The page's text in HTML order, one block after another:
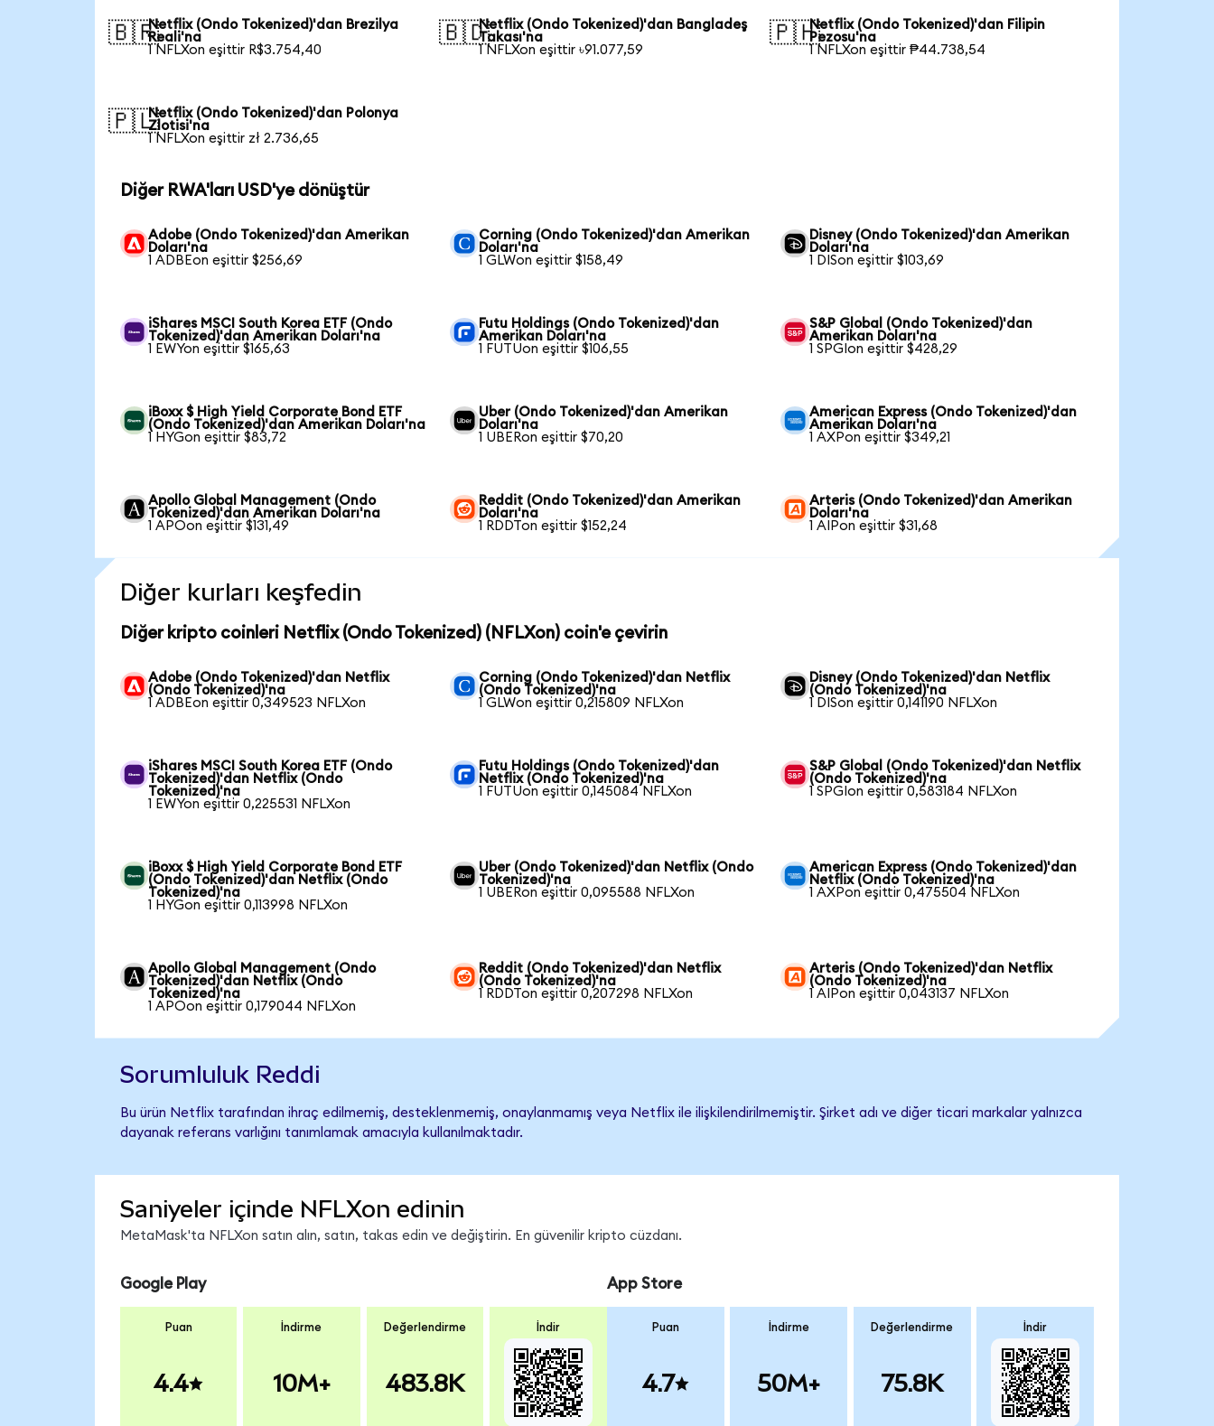
🇧🇷Netflix (Ondo Tokenized)'dan Brezilya
Reali'na
1 NFLXon eşittir R$3.754,40
🇧🇩Netflix (Ondo Tokenized)'dan Bangladeş
Takası'na
1 NFLXon eşittir ৳91.077,59
🇵🇭Netflix (Ondo Tokenized)'dan Filipin
Pezosu'na
1 NFLXon eşittir ₱44.738,54
🇵🇱Netflix (Ondo Tokenized)'dan Polonya
Zlotisi'na
1 NFLXon eşittir zł 2.736,65
Diğer RWA'ları USD'ye dönüştür
Adobe (Ondo Tokenized)'dan Amerikan
Doları'na
1 ADBEon eşittir $256,69
Corning (Ondo Tokenized)'dan Amerikan
Doları'na
1 GLWon eşittir $158,49
Disney (Ondo Tokenized)'dan Amerikan
Doları'na
1 DISon eşittir $103,69
iShares MSCI South Korea ETF (Ondo
Tokenized)'dan Amerikan Doları'na
1 EWYon eşittir $165,63
Futu Holdings (Ondo Tokenized)'dan
Amerikan Doları'na
1 FUTUon eşittir $106,55
S&P Global (Ondo Tokenized)'dan
Amerikan Doları'na
1 SPGIon eşittir $428,29
iBoxx $ High Yield Corporate Bond ETF
(Ondo Tokenized)'dan Amerikan Doları'na
1 HYGon eşittir $83,72
Uber (Ondo Tokenized)'dan Amerikan
Doları'na
1 UBERon eşittir $70,20
American Express (Ondo Tokenized)'dan
Amerikan Doları'na
1 AXPon eşittir $349,21
Apollo Global Management (Ondo
Tokenized)'dan Amerikan Doları'na
1 APOon eşittir $131,49
Reddit (Ondo Tokenized)'dan Amerikan
Doları'na
1 RDDTon eşittir $152,24
Arteris (Ondo Tokenized)'dan Amerikan
Doları'na
1 AIPon eşittir $31,68
Diğer kurları keşfedin
Diğer kripto coinleri Netflix (Ondo Tokenized) (NFLXon) coin'e çevirin
Adobe (Ondo Tokenized)'dan Netflix
(Ondo Tokenized)'na
1 ADBEon eşittir 0,349523 NFLXon
Corning (Ondo Tokenized)'dan Netflix
(Ondo Tokenized)'na
1 GLWon eşittir 0,215809 NFLXon
Disney (Ondo Tokenized)'dan Netflix
(Ondo Tokenized)'na
1 DISon eşittir 0,141190 NFLXon
iShares MSCI South Korea ETF (Ondo
Tokenized)'dan Netflix (Ondo
Tokenized)'na
1 EWYon eşittir 0,225531 NFLXon
Futu Holdings (Ondo Tokenized)'dan
Netflix (Ondo Tokenized)'na
1 FUTUon eşittir 0,145084 NFLXon
S&P Global (Ondo Tokenized)'dan Netflix
(Ondo Tokenized)'na
1 SPGIon eşittir 0,583184 NFLXon
iBoxx $ High Yield Corporate Bond ETF
(Ondo Tokenized)'dan Netflix (Ondo
Tokenized)'na
1 HYGon eşittir 0,113998 NFLXon
Uber (Ondo Tokenized)'dan Netflix (Ondo
Tokenized)'na
1 UBERon eşittir 0,095588 NFLXon
American Express (Ondo Tokenized)'dan
Netflix (Ondo Tokenized)'na
1 AXPon eşittir 0,475504 NFLXon
Apollo Global Management (Ondo
Tokenized)'dan Netflix (Ondo
Tokenized)'na
1 APOon eşittir 0,179044 NFLXon
Reddit (Ondo Tokenized)'dan Netflix
(Ondo Tokenized)'na
1 RDDTon eşittir 0,207298 NFLXon
Arteris (Ondo Tokenized)'dan Netflix
(Ondo Tokenized)'na
1 AIPon eşittir 0,043137 NFLXon
Sorumluluk Reddi
Bu ürün Netflix tarafından ihraç edilmemiş, desteklenmemiş, onaylanmamış veya Netflix ile ilişkilendirilmemiştir. Şirket adı ve diğer ticari markalar yalnızca
dayanak referans varlığını tanımlamak amacıyla kullanılmaktadır.
Saniyeler içinde NFLXon edinin
MetaMask'ta NFLXon satın alın, satın, takas edin ve değiştirin. En güvenilir kripto cüzdanı.
Google Play
Puan
4.4
İndirme
10M+
Değerlendirme
483.8K
İndir
App Store
Puan
4.7
İndirme
50M+
Değerlendirme
75.8K
İndir